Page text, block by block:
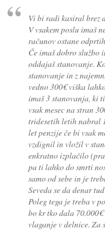
Vi bi radi kasiral brez
V vsakem poslu imaš
računov ostane
Če imaš dobro službo
oddajaš stanovanje.
stanovanje in z
vedno 300€ viška
imaš 3 stanovanja, ki
vsak mesec na stran
tridesetih letih nabral
let penzije če bi vsak
vzdignil in vložil v
enkratno izplačilo
pa ti lahko do smrti
samo od sebe in je
Seveda se da denar
Poleg tega je treba v
bo kr tko dala
vlaganje v delnice. Za